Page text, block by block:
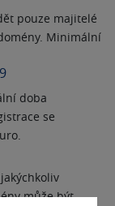
pouze majitelé
Minimální
doba
se
může být